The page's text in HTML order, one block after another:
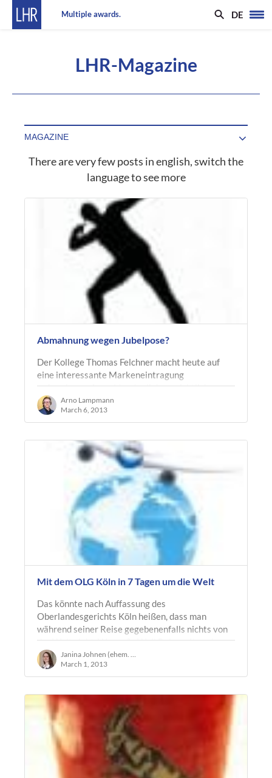
Multiple awards. DE
LHR-Magazine
There are very few posts in english, switch the
language to see more
Abmahnung wegen Jubelpose?
Der Kollege Thomas Felchner macht heute auf
eine interessante Markeneintragung
aufmerksam. Anmelder der links ersichtlichen
Pose als EU-Marke ist kein geringerer als der…
Arno Lampmann
March 6, 2013
Mit dem OLG Köln in 7 Tagen um die Welt
Das könnte nach Auffassung des
Oberlandesgerichts Köln heißen, dass man
während seiner Reise gegebenenfalls nichts von
der Welt sieht. Warum? –Weil Reisezeit auch
die…
Janina Johnen (ehem. Ruland)
March 1, 2013